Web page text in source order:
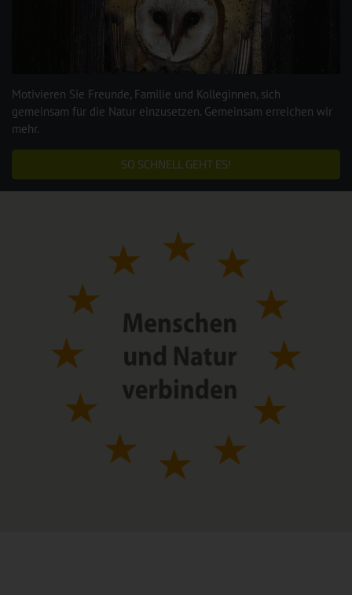
Motivieren Sie Freunde, Familie und Kolleginnen, sich
gemeinsam für die Natur einzusetzen. Gemeinsam erreichen wir
mehr.
SO SCHNELL GEHT ES!